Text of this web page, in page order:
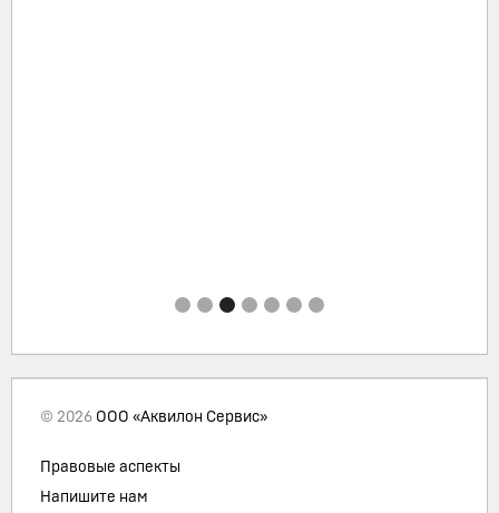
© 2026 ООО «Аквилон Сервис»
Правовые аспекты
Напишите нам